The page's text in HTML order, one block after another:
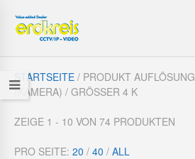
STARTSEITE / PRODUKT AUFLÖSUNG
(KAMERA) / GRÖSSER 4 K
ZEIGE 1 - 10 VON 74 PRODUKTEN
PRO SEITE: 20 / 40 / ALL